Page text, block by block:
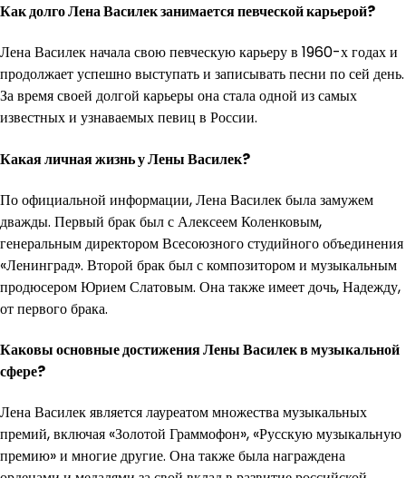
Как долго Лена Василек занимается певческой карьерой?
Лена Василек начала свою певческую карьеру в 1960-х годах и
продолжает успешно выступать и записывать песни по сей день.
За время своей долгой карьеры она стала одной из самых
известных и узнаваемых певиц в России.
Какая личная жизнь у Лены Василек?
По официальной информации, Лена Василек была замужем
дважды. Первый брак был с Алексеем Коленковым,
генеральным директором Всесоюзного студийного объединения
«Ленинград». Второй брак был с композитором и музыкальным
продюсером Юрием Слатовым. Она также имеет дочь, Надежду,
от первого брака.
Каковы основные достижения Лены Василек в музыкальной
сфере?
Лена Василек является лауреатом множества музыкальных
премий, включая «Золотой Граммофон», «Русскую музыкальную
премию» и многие другие. Она также была награждена